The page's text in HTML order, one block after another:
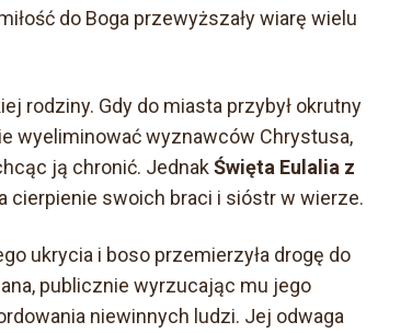
do Boga przewyższały wiarę wielu
rodziny. Gdy do miasta przybył okrutny
wyeliminować wyznawców Chrystusa,
ją chronić. JednakŚwięta Eulalia z
cierpienie swoich braci i sióstr w wierze.
ukrycia i boso przemierzyła drogę do
publicznie wyrzucając mu jego
niewinnych ludzi. Jej odwaga